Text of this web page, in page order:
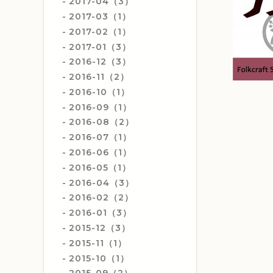
2017-03（1）
2017-02（1）
2017-01（3）
2016-12（3）
2016-11（2）
2016-10（1）
2016-09（1）
2016-08（2）
2016-07（1）
2016-06（1）
2016-05（1）
2016-04（3）
2016-02（2）
2016-01（3）
2015-12（3）
2015-11（1）
2015-10（1）